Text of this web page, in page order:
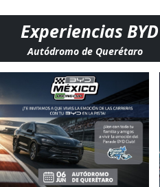
Experiencias
Autódromo de Querétaro